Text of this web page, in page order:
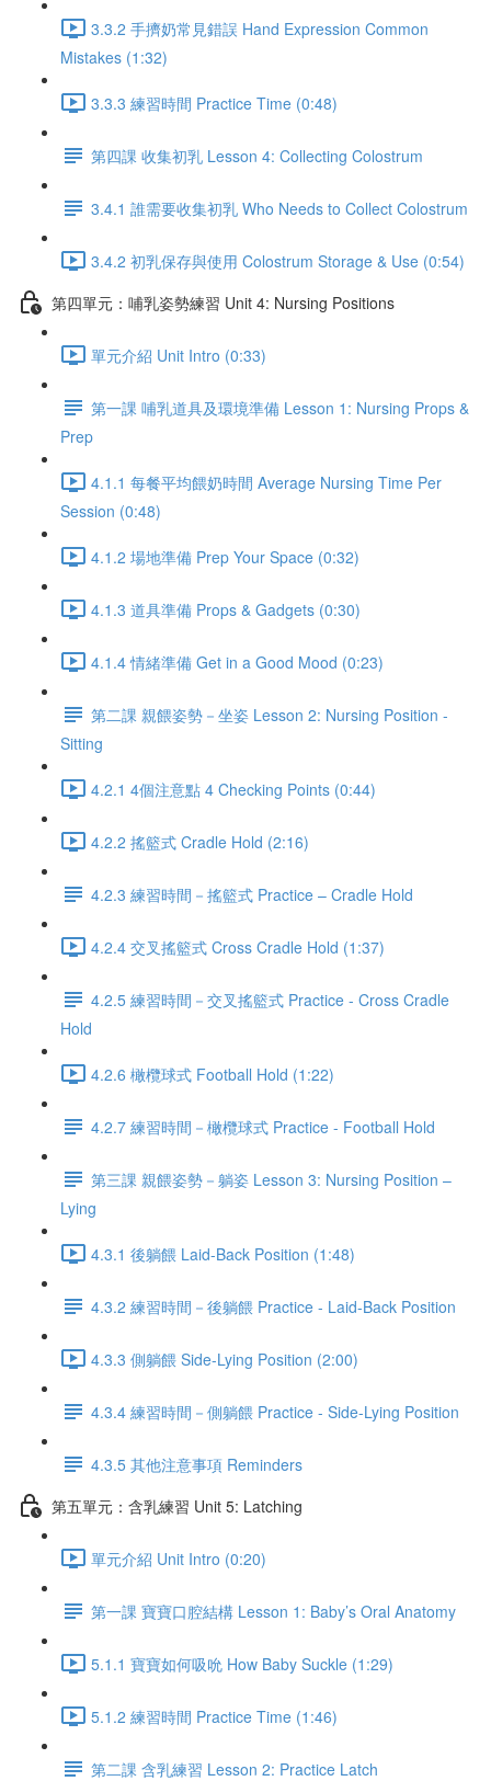
3.3.2 手擠奶常見錯誤 Hand Expression Common
Mistakes (1:32)
3.3.3 練習時間 Practice Time (0:48)
第四課 收集初乳 Lesson 4: Collecting Colostrum
3.4.1 誰需要收集初乳 Who Needs to Collect Colostrum
3.4.2 初乳保存與使用 Colostrum Storage & Use (0:54)
第四單元：哺乳姿勢練習 Unit 4: Nursing Positions
單元介紹 Unit Intro (0:33)
第一課 哺乳道具及環境準備 Lesson 1: Nursing Props &
Prep
4.1.1 每餐平均餵奶時間 Average Nursing Time Per
Session (0:48)
4.1.2 場地準備 Prep Your Space (0:32)
4.1.3 道具準備 Props & Gadgets (0:30)
4.1.4 情緒準備 Get in a Good Mood (0:23)
第二課 親餵姿勢－坐姿 Lesson 2: Nursing Position -
Sitting
4.2.1 4個注意點 4 Checking Points (0:44)
4.2.2 搖籃式 Cradle Hold (2:16)
4.2.3 練習時間－搖籃式 Practice – Cradle Hold
4.2.4 交叉搖籃式 Cross Cradle Hold (1:37)
4.2.5 練習時間－交叉搖籃式 Practice - Cross Cradle
Hold
4.2.6 橄欖球式 Football Hold (1:22)
4.2.7 練習時間－橄欖球式 Practice - Football Hold
第三課 親餵姿勢－躺姿 Lesson 3: Nursing Position –
Lying
4.3.1 後躺餵 Laid-Back Position (1:48)
4.3.2 練習時間－後躺餵 Practice - Laid-Back Position
4.3.3 側躺餵 Side-Lying Position (2:00)
4.3.4 練習時間－側躺餵 Practice - Side-Lying Position
4.3.5 其他注意事項 Reminders
第五單元：含乳練習 Unit 5: Latching
單元介紹 Unit Intro (0:20)
第一課 寶寶口腔結構 Lesson 1: Baby’s Oral Anatomy
5.1.1 寶寶如何吸吮 How Baby Suckle (1:29)
5.1.2 練習時間 Practice Time (1:46)
第二課 含乳練習 Lesson 2: Practice Latch